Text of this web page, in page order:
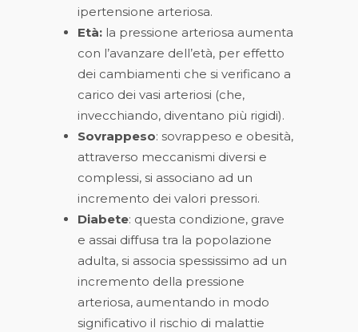
ipertensione arteriosa.
Età: la pressione arteriosa aumenta
con l’avanzare dell’età, per effetto
dei cambiamenti che si verificano a
carico dei vasi arteriosi (che,
invecchiando, diventano più rigidi).
Sovrappeso: sovrappeso e obesità,
attraverso meccanismi diversi e
complessi, si associano ad un
incremento dei valori pressori.
Diabete: questa condizione, grave
e assai diffusa tra la popolazione
adulta, si associa spessissimo ad un
incremento della pressione
arteriosa, aumentando in modo
significativo il rischio di malattie